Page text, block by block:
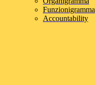
Funzionigramma
Accountability